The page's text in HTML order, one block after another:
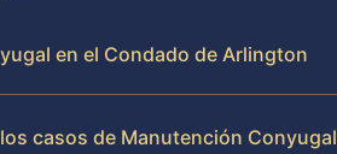
en el Condado de Arlington
casos de Manutención Conyugal